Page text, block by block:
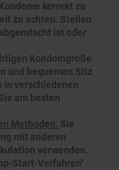
korrekt zu
zu achten. Stellen
ist oder
Kondomgröße
und bequemen Sitz
in verschiedenen
am besten
Methoden. Sie
mit anderen
verwenden.
Start-Verfahren"